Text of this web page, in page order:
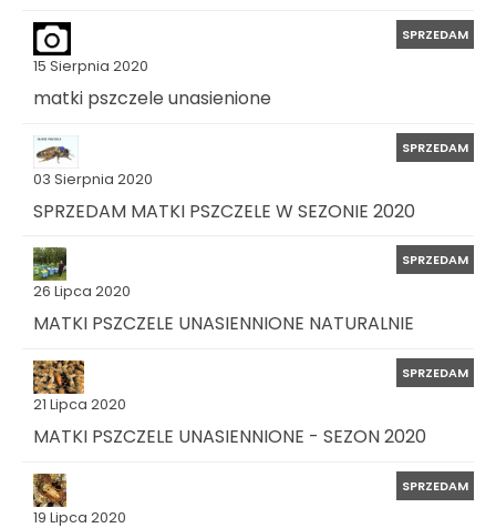
15 Sierpnia 2020
SPRZEDAM
matki pszczele unasienione
03 Sierpnia 2020
SPRZEDAM
SPRZEDAM MATKI PSZCZELE W SEZONIE 2020
26 Lipca 2020
SPRZEDAM
MATKI PSZCZELE UNASIENNIONE NATURALNIE
21 Lipca 2020
SPRZEDAM
MATKI PSZCZELE UNASIENNIONE - SEZON 2020
19 Lipca 2020
SPRZEDAM